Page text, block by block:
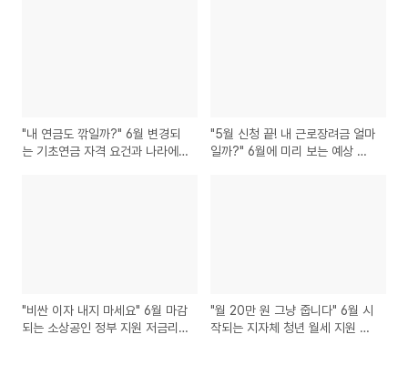
"내 연금도 깎일까?" 6월 변경되
는 기초연금 자격 요건과 나라에
"5월 신청 끝! 내 근로장려금 얼마
일까?" 6월에 미리 보는 예상 지
"비싼 이자 내지 마세요" 6월 마감
되는 소상공인 정부 지원 저금리
"월 20만 원 그냥 줍니다" 6월 시
작되는 지자체 청년 월세 지원 안